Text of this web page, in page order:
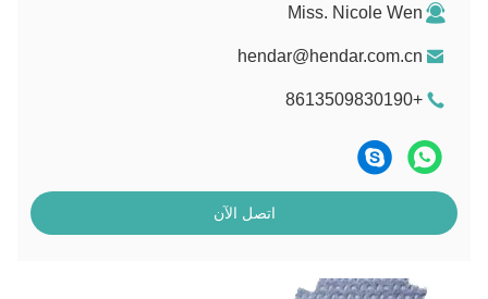
Miss. Nicole Wen
hendar@hendar.com.cn
+8613509830190
اتصل الآن